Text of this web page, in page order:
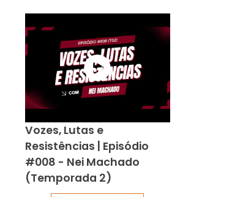
Vozes, Lutas e
Resistências | Episódio
#008 - Nei Machado
(Temporada 2)